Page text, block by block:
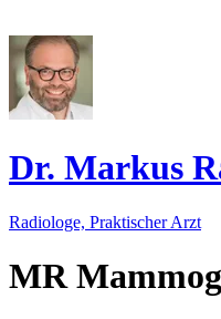
Dr. Markus
Radiologe, Praktischer Arzt
MR